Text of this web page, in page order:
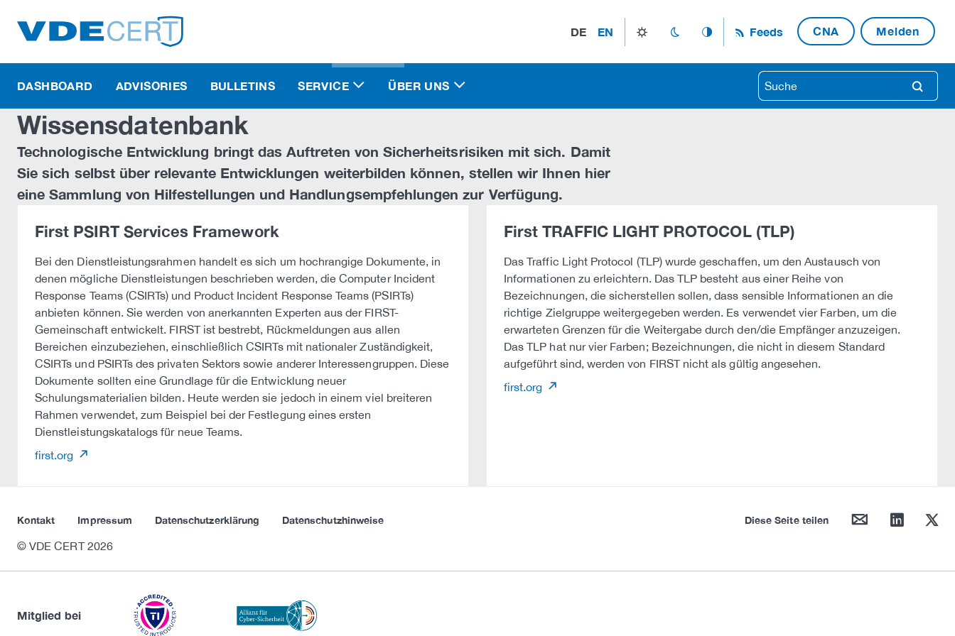
DE EN light_mode dark_mode auto_mode Feeds CNA Melden
search
DASHBOARD ADVISORIES BULLETINS SERVICE ÜBER UNS
Wissensdatenbank
Technologische Entwicklung bringt das Auftreten von Sicherheitsrisiken mit sich. Damit
Sie sich selbst über relevante Entwicklungen weiterbilden können, stellen wir Ihnen hier
eine Sammlung von Hilfestellungen und Handlungsempfehlungen zur Verfügung.
First PSIRT Services Framework
Bei den Dienstleistungsrahmen handelt es sich um hochrangige Dokumente, in
denen mögliche Dienstleistungen beschrieben werden, die Computer Incident
Response Teams (CSIRTs) und Product Incident Response Teams (PSIRTs)
anbieten können. Sie werden von anerkannten Experten aus der FIRST-
Gemeinschaft entwickelt. FIRST ist bestrebt, Rückmeldungen aus allen
Bereichen einzubeziehen, einschließlich CSIRTs mit nationaler Zuständigkeit,
CSIRTs und PSIRTs des privaten Sektors sowie anderer Interessengruppen. Diese
Dokumente sollten eine Grundlage für die Entwicklung neuer
Schulungsmaterialien bilden. Heute werden sie jedoch in einem viel breiteren
Rahmen verwendet, zum Beispiel bei der Festlegung eines ersten
Dienstleistungskatalogs für neue Teams.
first.org
First TRAFFIC LIGHT PROTOCOL (TLP)
Das Traffic Light Protocol (TLP) wurde geschaffen, um den Austausch von
Informationen zu erleichtern. Das TLP besteht aus einer Reihe von
Bezeichnungen, die sicherstellen sollen, dass sensible Informationen an die
richtige Zielgruppe weitergegeben werden. Es verwendet vier Farben, um die
erwarteten Grenzen für die Weitergabe durch den/die Empfänger anzuzeigen.
Das TLP hat nur vier Farben; Bezeichnungen, die nicht in diesem Standard
aufgeführt sind, werden von FIRST nicht als gültig angesehen.
first.org
Kontakt Impressum Datenschutzerklärung Datenschutzhinweise Diese Seite teilen mail linkedin twitter
© VDE CERT 2026
Mitglied bei